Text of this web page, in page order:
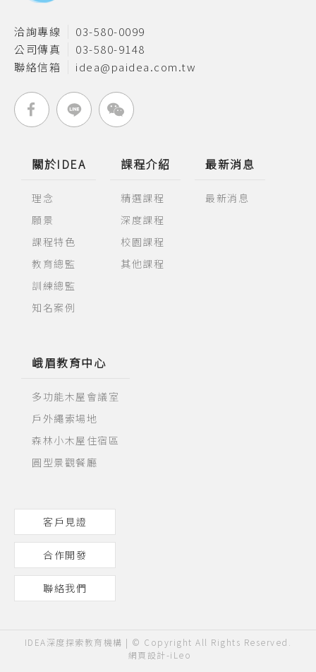
洽詢專線
03-580-0099
公司傳真
03-580-9148
聯絡信箱
idea@paidea.com.tw
關於IDEA
理念
願景
課程特色
教育總監
訓練總監
知名案例
課程介紹
精選課程
深度課程
校園課程
其他課程
最新消息
最新消息
峨眉教育中心
多功能木屋會議室
戶外繩索場地
森林小木屋住宿區
圓型景觀餐廳
客戶見證
合作開發
聯絡我們
IDEA深度探索教育機構 | © Copyright All Rights Reserved.
網頁設計-iLeo